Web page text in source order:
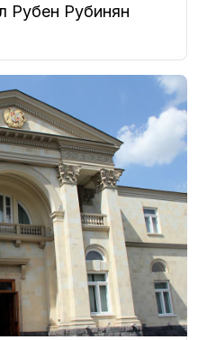
Рубен Рубинян